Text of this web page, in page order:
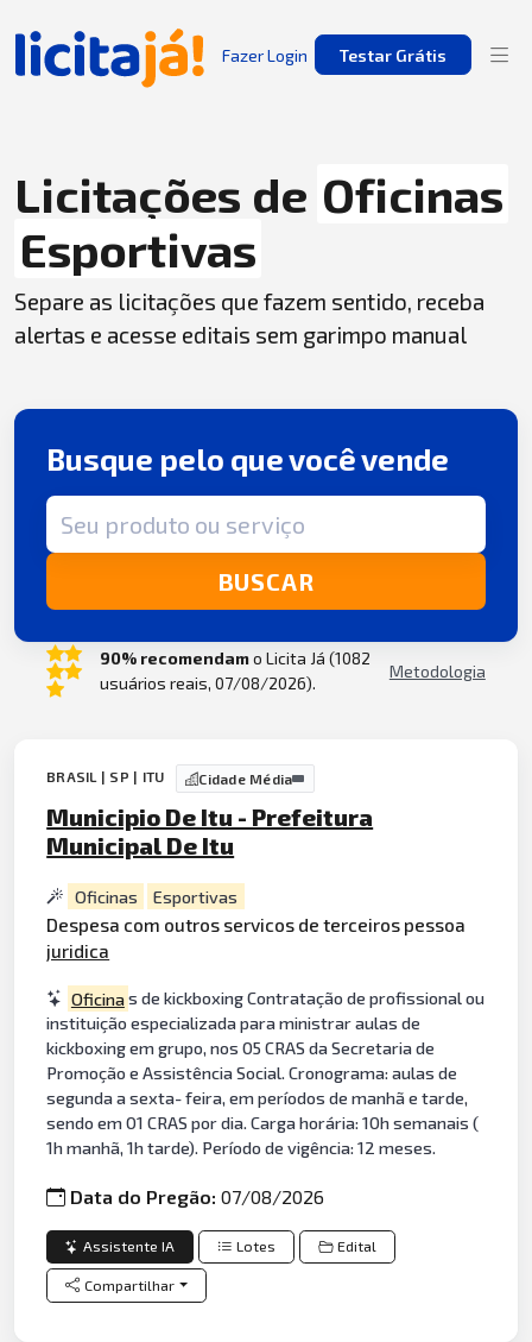
Fazer Login Testar Grátis
Licitações de Oficinas
Esportivas
Separe as licitações que fazem sentido, receba
alertas e acesse editais sem garimpo manual
Busque pelo que você vende
Termo de busca
BUSCAR
90% recomendamo Licita Já (1082
usuários reais, 07/08/2026).
Metodologia
BRASIL | SP | ITU Cidade Média
Municipio De Itu - Prefeitura
Municipal De Itu
Oficinas Esportivas
Despesa com outros servicos de terceiros pessoa
juridica
Oficinas de kickboxing Contratação de profissional ou
instituição especializada para ministrar aulas de
kickboxing em grupo, nos 05 CRAS da Secretaria de
Promoção e Assistência Social. Cronograma: aulas de
segunda a sexta- feira, em períodos de manhã e tarde,
sendo em 01 CRAS por dia. Carga horária: 10h semanais (
1h manhã, 1h tarde). Período de vigência: 12 meses.
Data do Pregão:07/08/2026
Assistente IA Lotes Edital
Compartilhar